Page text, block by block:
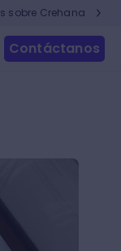
sobre Crehana
Contáctanos
Excel